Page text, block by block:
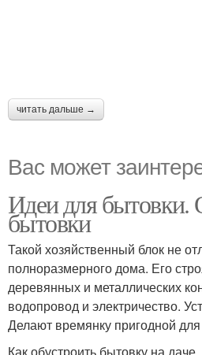
читать дальше →
Вас может
Идеи для бытовки.
бытовки
Такой хозяйственный блок не
полноразмерного дома. Его
деревянных и металлических
водопровод и электричество.
Делают времянку пригодной